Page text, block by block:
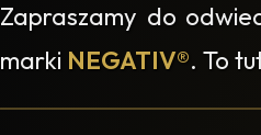
Zapraszamy do
marki NEGATIV®. To